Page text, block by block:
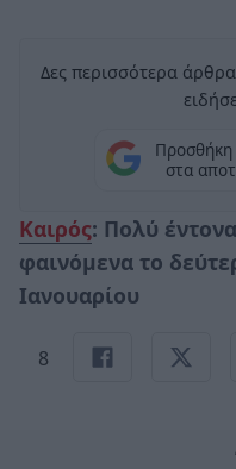
Δες περισσότερα
στα
Καιρός: Πολύ
φαινόμενα το
Ιανουαρίου
8